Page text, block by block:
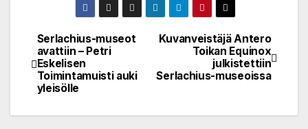
Post
navigation
Kuvanveistäjä Antero
Toikan Equinox
julkistettiin
Serlachius-museoissa
Serlachius-museot
avattiin – Petri
Eskelisen
Toimintamuisti auki
yleisölle